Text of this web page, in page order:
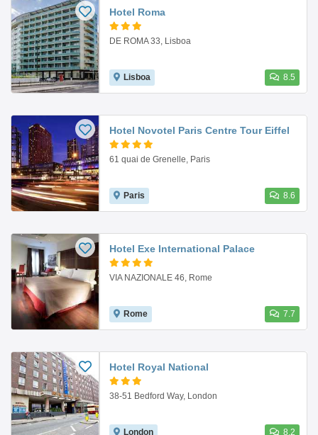
Hotel Roma
DE ROMA 33, Lisboa
Lisboa 8.5
Hotel Novotel Paris Centre Tour Eiffel
61 quai de Grenelle, Paris
Paris 8.6
Hotel Exe International Palace
VIA NAZIONALE 46, Rome
Rome 7.7
Hotel Royal National
38-51 Bedford Way, London
London 8.2